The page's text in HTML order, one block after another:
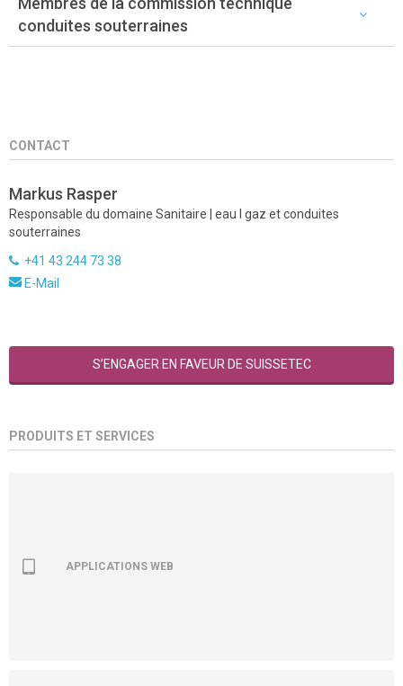
conduites souterraines
CONTACT
Markus Rasper
Responsable du domaine Sanitaire | eau I gaz et conduites
souterraines
+41 43 244 73 38
E-Mail
S’ENGAGER EN FAVEUR DE SUISSETEC
PRODUITS ET SERVICES
APPLICATIONS WEB